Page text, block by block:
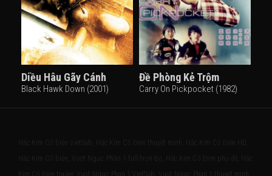
Diều Hâu Gãy Cánh
Black Hawk Down (2001)
Đề Phòng Kẻ Trộm
Carry On Pickpocket (1982)
Hắc Kim Cổ Điện VietSub, Hắc Kim Cổ Điện thuyết minh, Hắc Kim Cổ Điện HD,
Hắc Kim Cổ Điện, Vượt Ngục: Phần 1 full/trọn bộ, Hắc Kim Cổ Điện phụ đề, Hắc
Kim Cổ Điện trailer, Vuot Nguc: Phan 1 VietSub, Vuot Nguc: Phan 1 thuyet minh,